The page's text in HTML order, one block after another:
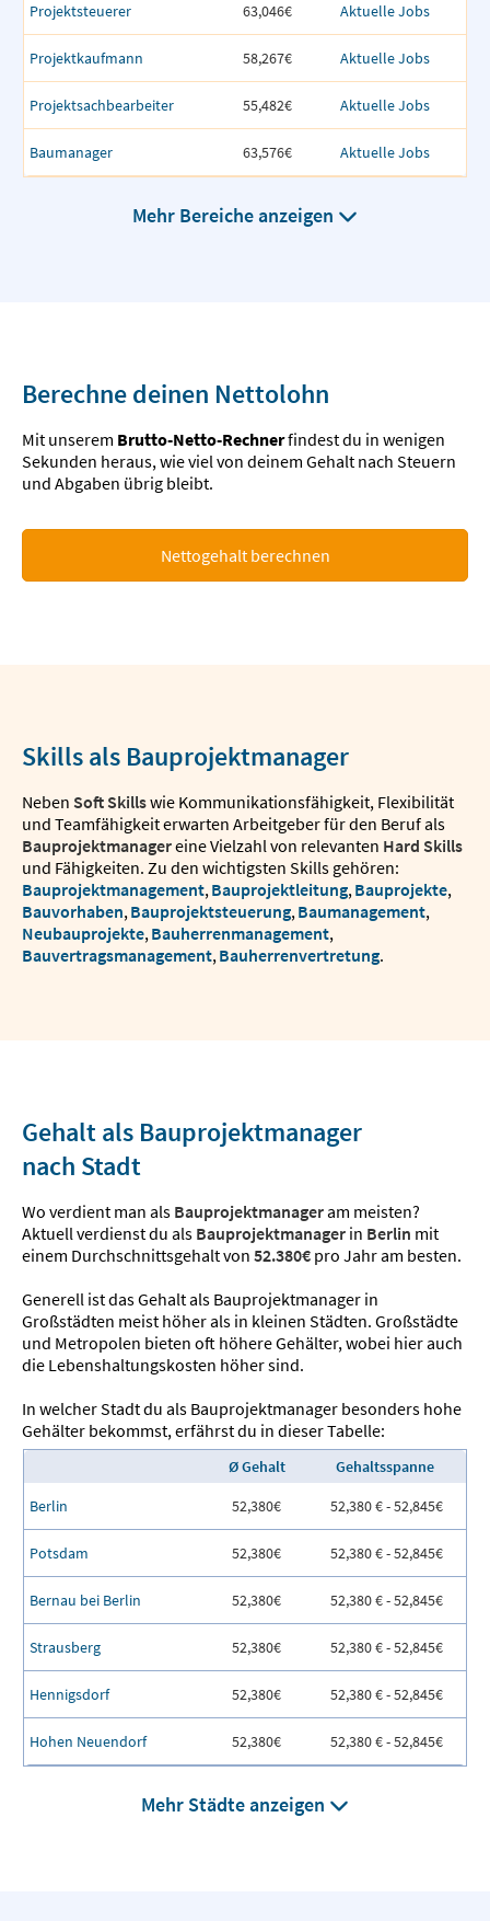
Projektsteuerer 63,046€ Aktuelle Jobs
Projektkaufmann 58,267€ Aktuelle Jobs
Projektsachbearbeiter 55,482€ Aktuelle Jobs
Baumanager 63,576€ Aktuelle Jobs
Mehr Bereiche anzeigen
Berechne deinen Nettolohn
Mit unserem Brutto-Netto-Rechnerfindest du in wenigen
Sekunden heraus, wie viel von deinem Gehalt nach Steuern
und Abgaben übrig bleibt.
Nettogehalt berechnen
Skills als Bauprojektmanager
Neben Soft Skillswie Kommunikationsfähigkeit, Flexibilität
und Teamfähigkeit erwarten Arbeitgeber für den Beruf als
Bauprojektmanagereine Vielzahl von relevanten Hard Skills
und Fähigkeiten. Zu den wichtigsten Skills gehören:
Bauprojektmanagement,Bauprojektleitung,Bauprojekte,
Bauvorhaben,Bauprojektsteuerung,Baumanagement,
Neubauprojekte,Bauherrenmanagement,
Bauvertragsmanagement,Bauherrenvertretung.
Gehalt als Bauprojektmanager
nach Stadt
Wo verdient man als Bauprojektmanageram meisten?
Aktuell verdienst du als Bauprojektmanager in Berlin mit
einem Durchschnittsgehalt von 52.380€ pro Jahr am besten.
Generell ist das Gehalt als Bauprojektmanager in
Großstädten meist höher als in kleinen Städten. Großstädte
und Metropolen bieten oft höhere Gehälter, wobei hier auch
die Lebenshaltungskosten höher sind.
In welcher Stadt du als Bauprojektmanager besonders hohe
Gehälter bekommst, erfährst du in dieser Tabelle:
Ø Gehalt
Gehaltsspanne
Berlin
52,380€ 52,380 € - 52,845€
Potsdam 52,380€ 52,380 € - 52,845€
Bernau bei Berlin 52,380€ 52,380 € - 52,845€
Strausberg 52,380€ 52,380 € - 52,845€
Hennigsdorf 52,380€ 52,380 € - 52,845€
Hohen Neuendorf 52,380€ 52,380 € - 52,845€
Mehr Städte anzeigen